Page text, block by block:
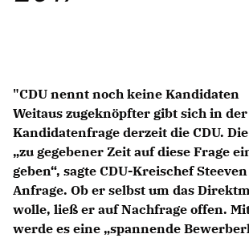
CDU Deutschland
CDU Fraktion im
CDU Brandenburg
CDU Potsdam
"CDU nennt noch keine Kandidaten
Weitaus zugeknöpfter gibt sich in der
Kandidatenfrage derzeit die CDU.
zu gegebener Zeit auf diese Frage
geben“, sagte CDU-Kreischef
Anfrage. Ob er selbst um das
wolle, ließ er auf Nachfrage offen.
werde es eine „spannende